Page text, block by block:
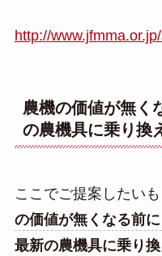
http://
農機の価値が無く
の農機具に乗り換
ここでご提案したい
の価値が無くなる前
最新の農機具に乗り換